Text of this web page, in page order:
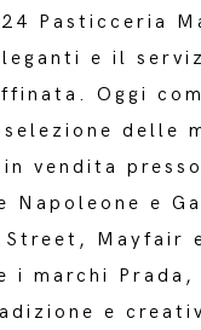
Pasticceria
e il
Oggi
delle
vendita
Napoleone e
Street,
marchi Prada,
e